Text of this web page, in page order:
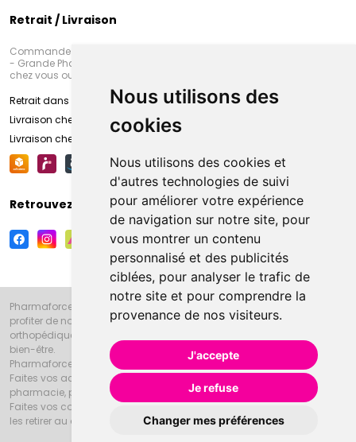
Nous utilisons des
cookies
Nous utilisons des cookies et
d'autres technologies de suivi
pour améliorer votre expérience
de navigation sur notre site, pour
vous montrer un contenu
personnalisé et des publicités
ciblées, pour analyser le trafic de
notre site et pour comprendre la
provenance de nos visiteurs.
J'accepte
Je refuse
Changer mes préférences
Retrait / Livraison
Commandez en ligne et venez chercher votre commande à Amiens
- Grande Pharmacie d’Amiens (Fachon) ou recevez-là rapidement
chez vous ou en point retrait
Retrait dans la pharmacie d’Amiens
Livraison chez vous
Livraison chez votre commerçant
Retrouvez-nous sur vos réseaux sociaux
Pharmaforce.fr et la Grande Pharmacie d’Amiens vous souhaitent de
profiter de notre accueil, de nos conseils pharmaceutiques,
orthopédiques, homéopathiques, parapharmaceutiques, beauté et
bien-être.
Pharmaforce.fr est le site internet de la Grande Pharmacie d’Amiens.
Faites vos achats en ligne grâce à un choix de 20000 références en
pharmacie, parapharmacie, diététique et animaux (vétérinaire).
Faites vos courses de pharmacie et parapharmacie en ligne et venez
les retirer au drive ou vous les faire livrer à domicile.